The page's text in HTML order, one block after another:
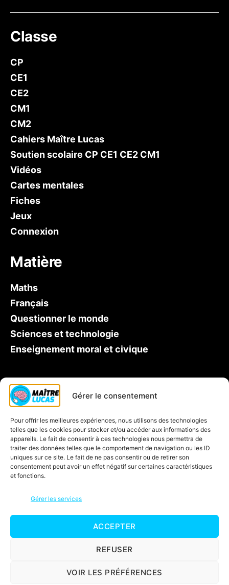
Gérer le consentement
Pour offrir les meilleures expériences, nous utilisons des technologies
telles que les cookies pour stocker et/ou accéder aux informations des
appareils. Le fait de consentir à ces technologies nous permettra de
traiter des données telles que le comportement de navigation ou les ID
uniques sur ce site. Le fait de ne pas consentir ou de retirer son
consentement peut avoir un effet négatif sur certaines caractéristiques
et fonctions.
Gérer les services
ACCEPTER
REFUSER
VOIR LES PRÉFÉRENCES
Classe
CP
CE1
CE2
CM1
CM2
Cahiers Maître Lucas
Soutien scolaire CP CE1 CE2 CM1
Vidéos
Cartes mentales
Fiches
Jeux
Connexion
Matière
Maths
Français
Questionner le monde
Sciences et technologie
Enseignement moral et civique
Qui est Maître Lucas ?
Soutien scolaire CP
Contactez-nous
Inscription à la newsletter
Blog
Jeux éducatifs
Maître Lucas